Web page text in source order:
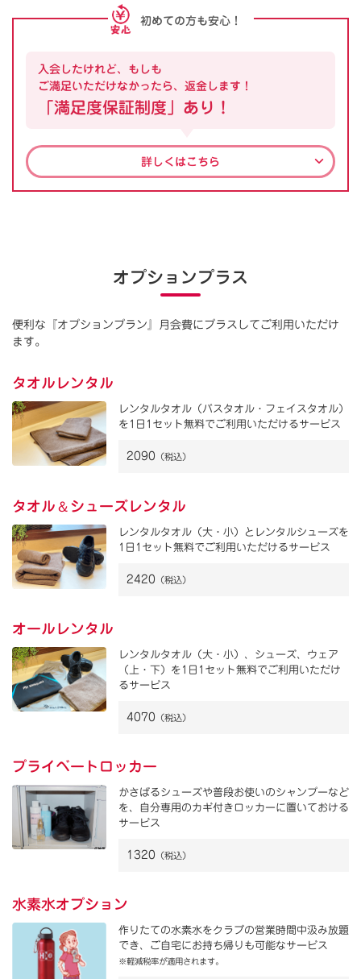
初めての方も安心！
入会したけれど、もしも
ご満足いただけなかったら、返金します！
「満足度保証制度」あり！
詳しくはこちら
オプションプラス
便利な『オプションプラン』月会費にプラスしてご利用いただけ
ます。
タオルレンタル
レンタルタオル（バスタオル・フェイスタオル）
を1日1セット無料でご利用いただけるサービス
2090 （税込）
タオル ＆ シューズレンタル
レンタルタオル（大・小）とレンタルシューズを
1日1セット無料でご利用いただけるサービス
2420 （税込）
オールレンタル
レンタルタオル（大・小）、シューズ、ウェア
（上・下）を1日1セット無料でご利用いただけ
るサービス
4070 （税込）
プライベートロッカー
かさばるシューズや普段お使いのシャンプーなど
を、自分専用のカギ付きロッカーに置いておける
サービス
1320 （税込）
水素水オプション
作りたての水素水をクラブの営業時間中汲み放題
でき、ご自宅にお持ち帰りも可能なサービス
※軽減税率が適用されます。